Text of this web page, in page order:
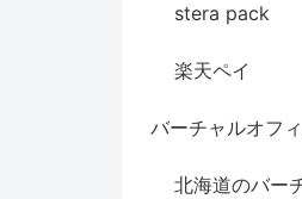
stera pack
楽天ペイ
バーチャルオフ
北海道のバー